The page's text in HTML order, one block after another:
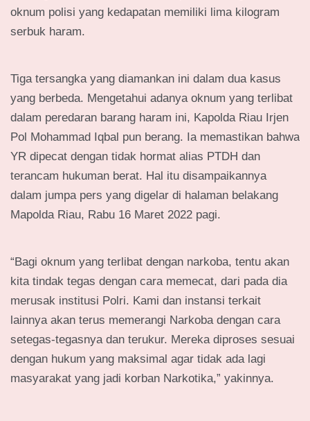
oknum polisi yang kedapatan memiliki lima kilogram
serbuk haram.
Tiga tersangka yang diamankan ini dalam dua kasus
yang berbeda. Mengetahui adanya oknum yang terlibat
dalam peredaran barang haram ini, Kapolda Riau Irjen
Pol Mohammad Iqbal pun berang. Ia memastikan bahwa
YR dipecat dengan tidak hormat alias PTDH dan
terancam hukuman berat. Hal itu disampaikannya
dalam jumpa pers yang digelar di halaman belakang
Mapolda Riau, Rabu 16 Maret 2022 pagi.
“Bagi oknum yang terlibat dengan narkoba, tentu akan
kita tindak tegas dengan cara memecat, dari pada dia
merusak institusi Polri. Kami dan instansi terkait
lainnya akan terus memerangi Narkoba dengan cara
setegas-tegasnya dan terukur. Mereka diproses sesuai
dengan hukum yang maksimal agar tidak ada lagi
masyarakat yang jadi korban Narkotika,” yakinnya.